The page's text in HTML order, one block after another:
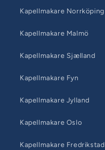
Kapellmakare Norrköping
Kapellmakare Malmö
Kapellmakare Sjælland
Kapellmakare Fyn
Kapellmakare Jylland
Kapellmakare Oslo
Kapellmakare Fredrikstad